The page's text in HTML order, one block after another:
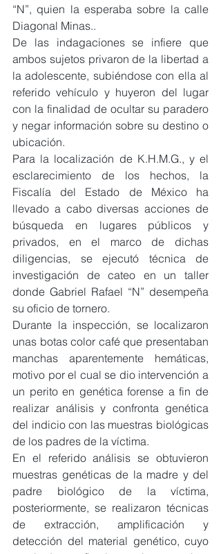
“N”, quien la esperaba sobre la calle
Diagonal Minas..
De las indagaciones se infiere que
ambos sujetos privaron de la libertad a
la adolescente, subiéndose con ella al
referido vehículo y huyeron del lugar
con la finalidad de ocultar su paradero
y negar información sobre su destino o
ubicación.
Para la localización de K.H.M.G., y el
esclarecimiento de los hechos, la
Fiscalía del Estado de México ha
llevado a cabo diversas acciones de
búsqueda en lugares públicos y
privados, en el marco de dichas
diligencias, se ejecutó técnica de
investigación de cateo en un taller
donde Gabriel Rafael “N” desempeña
su oficio de tornero.
Durante la inspección, se localizaron
unas botas color café que presentaban
manchas aparentemente hemáticas,
motivo por el cual se dio intervención a
un perito en genética forense a fin de
realizar análisis y confronta genética
del indicio con las muestras biológicas
de los padres de la víctima.
En el referido análisis se obtuvieron
muestras genéticas de la madre y del
padre biológico de la víctima,
posteriormente, se realizaron técnicas
de extracción, amplificación y
detección del material genético, cuyo